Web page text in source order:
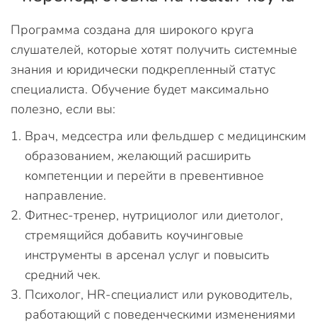
Программа создана для широкого круга
слушателей, которые хотят получить системные
знания и юридически подкрепленный статус
специалиста. Обучение будет максимально
полезно, если вы:
Врач, медсестра или фельдшер с медицинским
образованием, желающий расширить
компетенции и перейти в превентивное
направление.
Фитнес-тренер, нутрициолог или диетолог,
стремящийся добавить коучинговые
инструменты в арсенал услуг и повысить
средний чек.
Психолог, HR-специалист или руководитель,
работающий с поведенческими изменениями